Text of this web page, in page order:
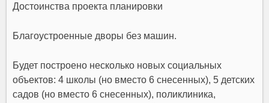
Достоинства проекта планировки
Благоустроенные дворы без машин.
Будет построено несколько новых социальных
объектов: 4 школы (но вместо 6 снесенных), 5 детских
садов (но вместо 6 снесенных), поликлиника,